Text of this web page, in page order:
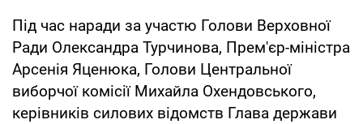
Під час наради за участю Голови Верховної
Ради Олександра Турчинова, Прем'єр-міністра
Арсенія Яценюка, Голови Центральної
виборчої комісії Михайла Охендовського,
керівників силових відомств Глава держави